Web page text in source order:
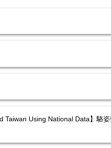
Using National Data】駱